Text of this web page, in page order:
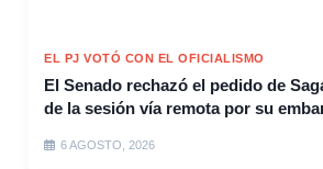
EL PJ VOTÓ CON EL OFICIALISMO
El Senado rechazó el pedido de
de la sesión vía remota por su
6 AGOSTO, 2026